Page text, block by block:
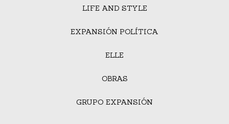
LIFE AND STYLE
EXPANSIÓN POLÍTICA
ELLE
OBRAS
GRUPO EXPANSIÓN